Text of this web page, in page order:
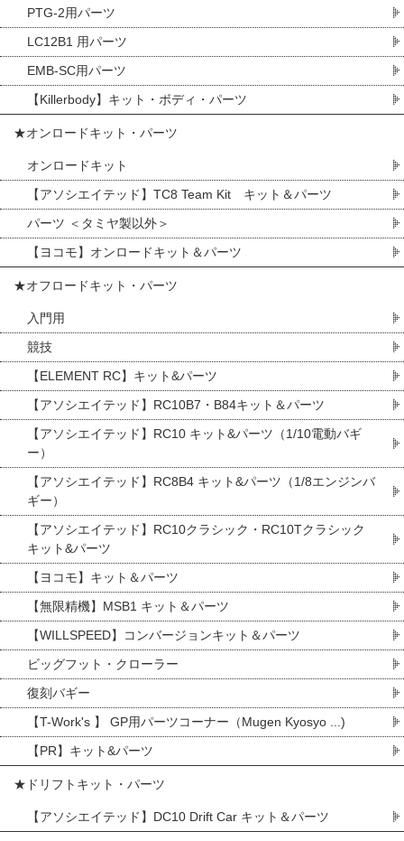
PTG-2用パーツ
LC12B1 用パーツ
EMB-SC用パーツ
【Killerbody】キット・ボディ・パーツ
★オンロードキット・パーツ
オンロードキット
【アソシエイテッド】TC8 Team Kit キット＆パーツ
パーツ ＜タミヤ製以外＞
【ヨコモ】オンロードキット＆パーツ
★オフロードキット・パーツ
入門用
競技
【ELEMENT RC】キット&パーツ
【アソシエイテッド】RC10B7・B84キット＆パーツ
【アソシエイテッド】RC10 キット&パーツ（1/10電動バギ
ー）
【アソシエイテッド】RC8B4 キット&パーツ（1/8エンジンバ
ギー）
【アソシエイテッド】RC10クラシック・RC10Tクラシック
キット&パーツ
【ヨコモ】キット＆パーツ
【無限精機】MSB1 キット＆パーツ
【WILLSPEED】コンバージョンキット＆パーツ
ビッグフット・クローラー
復刻バギー
【T-Work's 】 GP用パーツコーナー（Mugen Kyosyo ...)
【PR】キット&パーツ
★ドリフトキット・パーツ
【アソシエイテッド】DC10 Drift Car キット＆パーツ